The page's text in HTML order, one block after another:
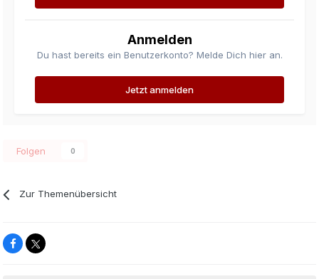
Anmelden
Du hast bereits ein Benutzerkonto? Melde Dich hier an.
Jetzt anmelden
Folgen 0
Zur Themenübersicht